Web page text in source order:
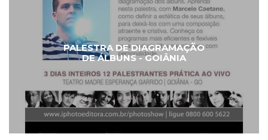
PALESTRA DE DIAGRAMAÇÃO
DE ÁLBUNS - GOIÂNIA